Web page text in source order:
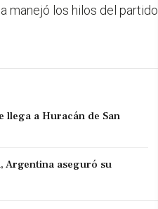
manejó los hilos del partido
llega a Huracán de San
Argentina aseguró su